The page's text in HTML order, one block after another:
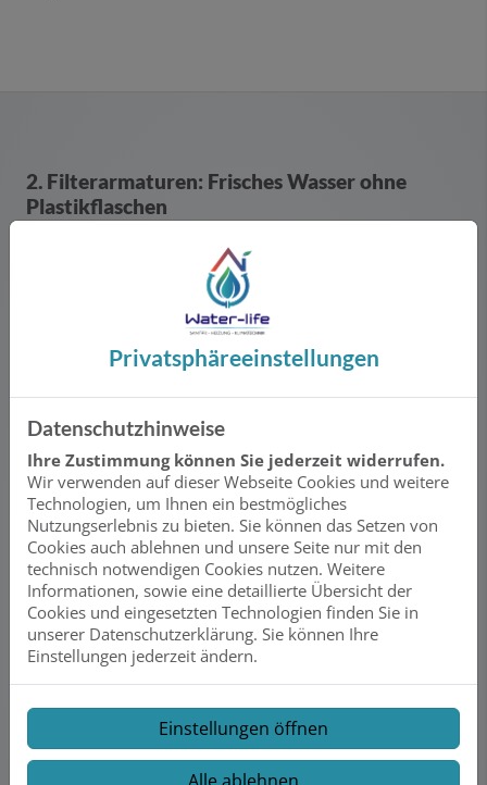
2. Filterarmaturen: Frisches Wasser ohne
Plastikflaschen
Verunreinigungen direkt aus dem Leitungswasser. Das
spart den Kauf von Wasser in Flaschen und reduziert
Plastikmüll. Viele Systeme bieten sogar sprudelndes oder
gekühltes Wasser auf Knopfdruck. Wer Wert auf gutes
Trinkwasser legt oder in Regionen mit hoher Wasserhärte
wohnt, profitiert besonders.
Umweltfreundlich: Vermeidet Plastikmüll durch den
Verzicht auf Flaschenwasser
Verbesserter Geschmack: Frisches, gesundes Wasser
direkt aus dem Hahn
Bequem und hygienisch – kein Umfüllen von Wasser
notwendig
Für wen sinnvoll?
Für Haushalte, die viel Wasser trinken, Wert auf gute
Kaffeemaschine) schützen wollen.
Bild: Grohe Blue
Privatsphäre­einstellungen
Datenschutzhinweise
Ihre Zustimmung können Sie jederzeit widerrufen.
Wir verwenden auf dieser Webseite Cookies und weitere
Technologien, um Ihnen ein bestmögliches
Nutzungserlebnis zu bieten. Sie können das Setzen von
Cookies auch ablehnen und unsere Seite nur mit den
technisch notwendigen Cookies nutzen. Weitere
Informationen, sowie eine detaillierte Übersicht der
Cookies und eingesetzten Technologien finden Sie in
unserer Datenschutzerklärung. Sie können Ihre
Einstellungen jederzeit ändern.
Einstellungen öffnen